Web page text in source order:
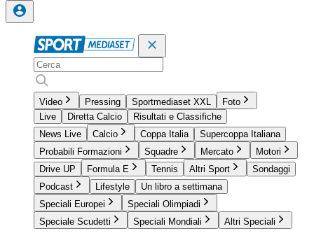
Video Pressing Sportmediaset XXL
Foto
Live
Diretta Calcio
Risultati e Classifiche
News Live
Calcio Coppa Italia
Supercoppa Italiana
Probabili Formazioni
Squadre Mercato
Motori
Drive UP
Formula E Tennis Altri Sport
Sondaggi
Podcast
Lifestyle
Un libro a settimana
Speciali Europei
Speciali Olimpiadi
Speciale Scudetti
Speciali Mondiali Altri Speciali